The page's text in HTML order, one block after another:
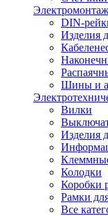
DIN-
Изделия
Шины и
Вилки
Изделия
Колодки
Коробки
Рамки
Все